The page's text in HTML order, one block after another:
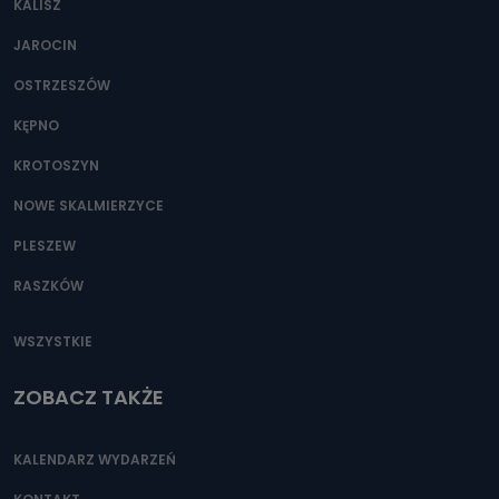
Można to zrobić pod numerem telefonu 62 735-51-05 lub
KALISZ
JAROCIN
OSTRZESZÓW
KĘPNO
KROTOSZYN
NOWE SKALMIERZYCE
PLESZEW
RASZKÓW
WSZYSTKIE
ZOBACZ TAKŻE
KALENDARZ WYDARZEŃ